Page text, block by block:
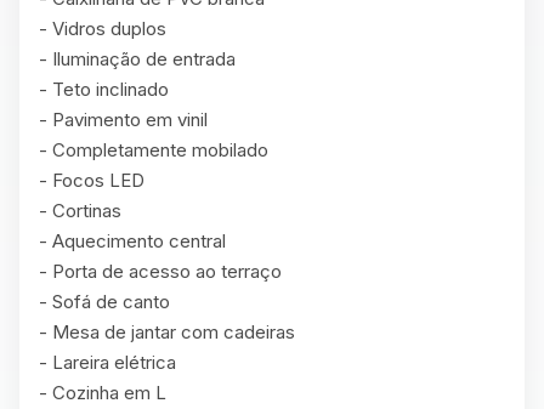
- Vidros duplos
- Iluminação de entrada
- Teto inclinado
- Pavimento em vinil
- Completamente mobilado
- Focos LED
- Cortinas
- Aquecimento central
- Porta de acesso ao terraço
- Sofá de canto
- Mesa de jantar com cadeiras
- Lareira elétrica
- Cozinha em L